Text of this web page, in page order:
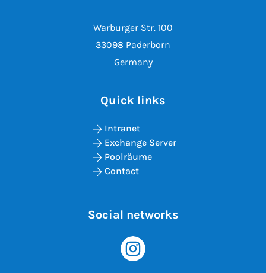
Warburger Str. 100
33098 Paderborn
Germany
Quick links
Intranet
Exchange Server
Poolräume
Contact
Social networks